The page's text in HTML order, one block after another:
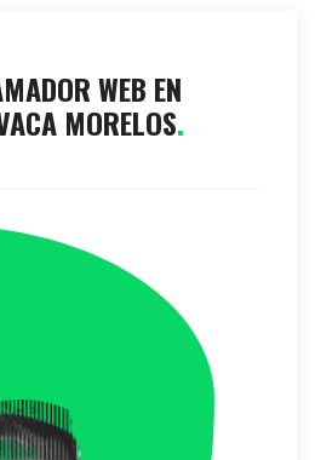
WEB EN
MORELOS.